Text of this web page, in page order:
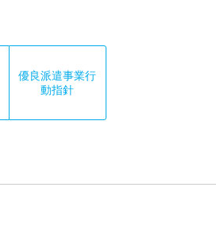
優良派遣事業行
動指針